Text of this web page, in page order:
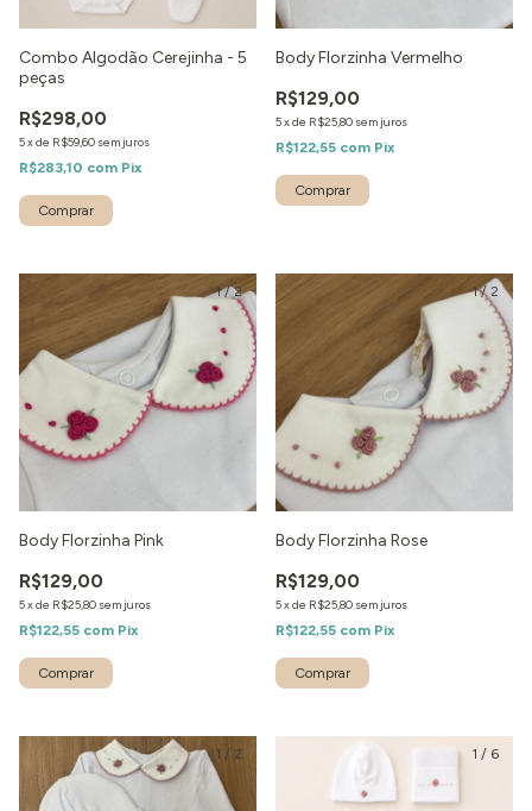
Combo Algodão Cerejinha - 5
peças
R$298,00
5xde R$59,60 sem juros
R$283,10 com Pix
Body Florzinha Vermelho
R$129,00
5xde R$25,80 sem juros
R$122,55 com Pix
1/2
Body Florzinha Pink
R$129,00
5xde R$25,80 sem juros
R$122,55 com Pix
1/ 2
Body Florzinha Rose
R$129,00
5xde R$25,80 sem juros
R$122,55 com Pix
1 / 2 1 / 6